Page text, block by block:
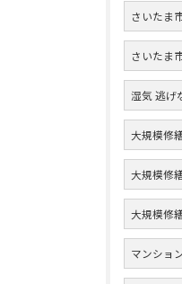
さいたま
さいたま
湿気 逃げ
大規模修
大規模修
大規模修
マンショ